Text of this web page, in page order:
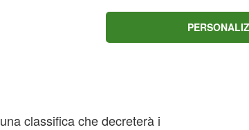
classifica che decreterà i